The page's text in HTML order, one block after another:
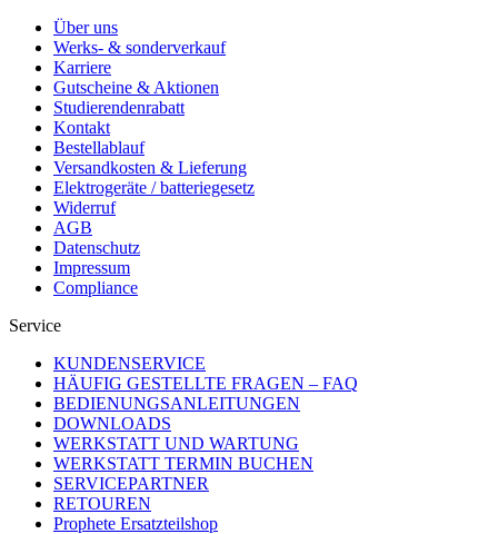
Über uns
Werks- & sonderverkauf
Karriere
Gutscheine & Aktionen
Studierendenrabatt
Kontakt
Bestellablauf
Versandkosten & Lieferung
Elektrogeräte / batteriegesetz
Widerruf
AGB
Datenschutz
Impressum
Compliance
Service
KUNDENSERVICE
HÄUFIG GESTELLTE FRAGEN – FAQ
BEDIENUNGSANLEITUNGEN
DOWNLOADS
WERKSTATT UND WARTUNG
WERKSTATT TERMIN BUCHEN
SERVICEPARTNER
RETOUREN
Prophete Ersatzteilshop